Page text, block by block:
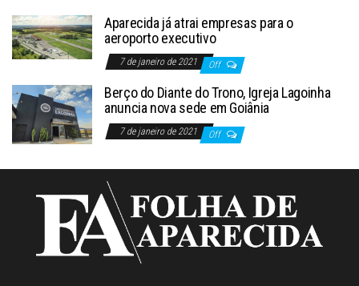
Aparecida já atrai empresas para o
aeroporto executivo
7 de janeiro de 2021 Off
Berço do Diante do Trono, Igreja Lagoinha
anuncia nova sede em Goiânia
7 de janeiro de 2021 Off